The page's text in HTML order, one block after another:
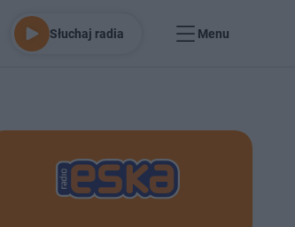
Słuchaj radia Menu